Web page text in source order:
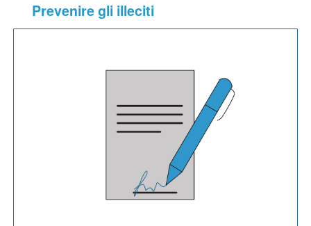
Prevenire gli illeciti